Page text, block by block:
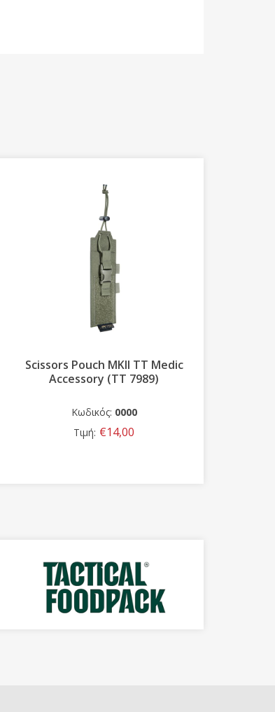
Medic
Cable Manager Set (TT 7764)
Κωδικός:
Τιμή: